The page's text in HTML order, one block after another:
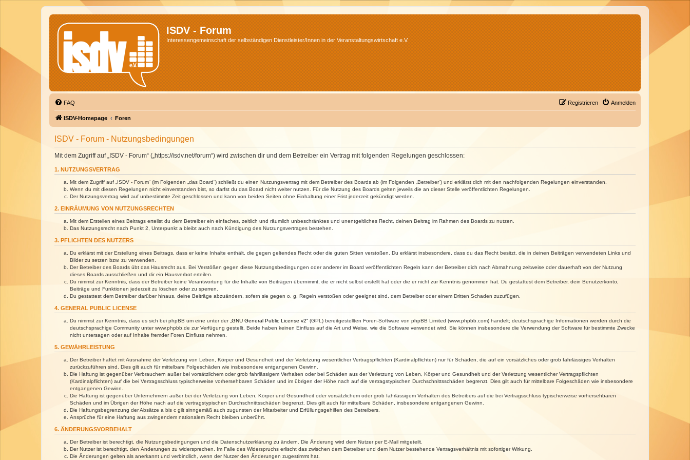
ISDV - Forum
Interessengemeinschaft der selbständigen Dienstleister/Innen in der Veranstaltungswirtschaft e.V.
FAQ Anmelden
Registrieren
ISDV-Homepage Foren
ISDV - Forum - Nutzungsbedingungen
Mit dem Zugriff auf „ISDV - Forum“ („https://isdv.net/forum“) wird zwischen dir und dem Betreiber ein Vertrag mit folgenden Regelungen geschlossen:
1. NUTZUNGSVERTRAG
Mit dem Zugriff auf „ISDV - Forum“ (im Folgenden „das Board“) schließt du einen Nutzungsvertrag mit dem Betreiber des Boards ab (im Folgenden „Betreiber“) und erklärst dich mit den nachfolgenden Regelungen einverstanden.
Wenn du mit diesen Regelungen nicht einverstanden bist, so darfst du das Board nicht weiter nutzen. Für die Nutzung des Boards gelten jeweils die an dieser Stelle veröffentlichten Regelungen.
Der Nutzungsvertrag wird auf unbestimmte Zeit geschlossen und kann von beiden Seiten ohne Einhaltung einer Frist jederzeit gekündigt werden.
2. EINRÄUMUNG VON NUTZUNGSRECHTEN
Mit dem Erstellen eines Beitrags erteilst du dem Betreiber ein einfaches, zeitlich und räumlich unbeschränktes und unentgeltliches Recht, deinen Beitrag im Rahmen des Boards zu nutzen.
Das Nutzungsrecht nach Punkt 2, Unterpunkt a bleibt auch nach Kündigung des Nutzungsvertrages bestehen.
3. PFLICHTEN DES NUTZERS
Du erklärst mit der Erstellung eines Beitrags, dass er keine Inhalte enthält, die gegen geltendes Recht oder die guten Sitten verstoßen. Du erklärst insbesondere, dass du das Recht besitzt, die in deinen Beiträgen verwendeten Links und
Bilder zu setzen bzw. zu verwenden.
Der Betreiber des Boards übt das Hausrecht aus. Bei Verstößen gegen diese Nutzungsbedingungen oder anderer im Board veröffentlichten Regeln kann der Betreiber dich nach Abmahnung zeitweise oder dauerhaft von der Nutzung
dieses Boards ausschließen und dir ein Hausverbot erteilen.
Du nimmst zur Kenntnis, dass der Betreiber keine Verantwortung für die Inhalte von Beiträgen übernimmt, die er nicht selbst erstellt hat oder die er nicht zur Kenntnis genommen hat. Du gestattest dem Betreiber, dein Benutzerkonto,
Beiträge und Funktionen jederzeit zu löschen oder zu sperren.
Du gestattest dem Betreiber darüber hinaus, deine Beiträge abzuändern, sofern sie gegen o. g. Regeln verstoßen oder geeignet sind, dem Betreiber oder einem Dritten Schaden zuzufügen.
4. GENERAL PUBLIC LICENSE
Du nimmst zur Kenntnis, dass es sich bei phpBB um eine unter der „ GNU General Public License v2“ (GPL) bereitgestellten Foren-Software von phpBB Limited (www.phpbb.com) handelt; deutschsprachige Informationen werden durch die
deutschsprachige Community unter www.phpbb.de zur Verfügung gestellt. Beide haben keinen Einfluss auf die Art und Weise, wie die Software verwendet wird. Sie können insbesondere die Verwendung der Software für bestimmte Zwecke
nicht untersagen oder auf Inhalte fremder Foren Einfluss nehmen.
5. GEWÄHRLEISTUNG
Der Betreiber haftet mit Ausnahme der Verletzung von Leben, Körper und Gesundheit und der Verletzung wesentlicher Vertragspflichten (Kardinalpflichten) nur für Schäden, die auf ein vorsätzliches oder grob fahrlässiges Verhalten
zurückzuführen sind. Dies gilt auch für mittelbare Folgeschäden wie insbesondere entgangenen Gewinn.
Die Haftung ist gegenüber Verbrauchern außer bei vorsätzlichem oder grob fahrlässigem Verhalten oder bei Schäden aus der Verletzung von Leben, Körper und Gesundheit und der Verletzung wesentlicher Vertragspflichten
(Kardinalpflichten) auf die bei Vertragsschluss typischerweise vorhersehbaren Schäden und im übrigen der Höhe nach auf die vertragstypischen Durchschnittsschäden begrenzt. Dies gilt auch für mittelbare Folgeschäden wie insbesondere
entgangenen Gewinn.
Die Haftung ist gegenüber Unternehmern außer bei der Verletzung von Leben, Körper und Gesundheit oder vorsätzlichem oder grob fahrlässigem Verhalten des Betreibers auf die bei Vertragsschluss typischerweise vorhersehbaren
Schäden und im Übrigen der Höhe nach auf die vertragstypischen Durchschnittsschäden begrenzt. Dies gilt auch für mittelbare Schäden, insbesondere entgangenen Gewinn.
Die Haftungsbegrenzung der Absätze a bis c gilt sinngemäß auch zugunsten der Mitarbeiter und Erfüllungsgehilfen des Betreibers.
Ansprüche für eine Haftung aus zwingendem nationalem Recht bleiben unberührt.
6. ÄNDERUNGSVORBEHALT
Der Betreiber ist berechtigt, die Nutzungsbedingungen und die Datenschutzerklärung zu ändern. Die Änderung wird dem Nutzer per E-Mail mitgeteilt.
Der Nutzer ist berechtigt, den Änderungen zu widersprechen. Im Falle des Widerspruchs erlischt das zwischen dem Betreiber und dem Nutzer bestehende Vertragsverhältnis mit sofortiger Wirkung.
Die Änderungen gelten als anerkannt und verbindlich, wenn der Nutzer den Änderungen zugestimmt hat.